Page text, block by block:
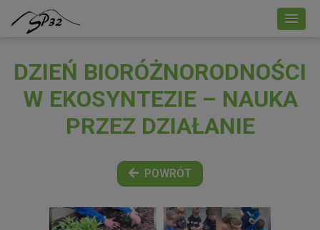
DZIEŃ BIORÓŻNORODNOŚCI
W EKOSYNTEZIE – NAUKA
PRZEZ DZIAŁANIE
POWRÓT